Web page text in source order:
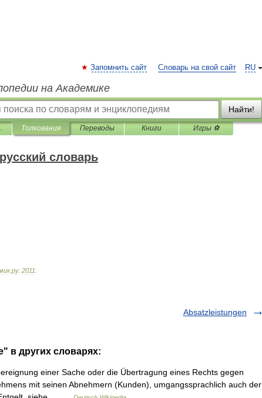
RU
Запомнить сайт Словарь на свой сайт
на Академике
Найти!
словарь Толкования Переводы Книги Игры ⚽
словарь
.ру. 2011
Absatzleistungen
в других словарях:
einer Sache oder die Übertragung eines Rechts gegen
mit seinen Abnehmern (Kunden), umgangssprachlich auch der